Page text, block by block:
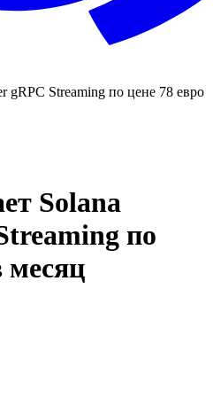
gRPC Streaming по цене 78 евро
Solana
по
месяц